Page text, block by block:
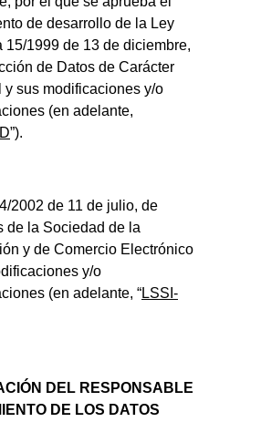
de desarrollo de la Ley
15/1999 de 13 de diciembre,
de Datos de Carácter
y sus modificaciones y/o
(en adelante,
”).
2002 de 11 de julio, de
de la Sociedad de la
y de Comercio Electrónico
y/o
(en adelante, “LSSI-
DEL RESPONSABLE
DE LOS DATOS